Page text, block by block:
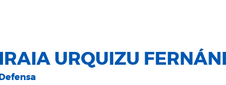
IRAIA URQUIZU
Defensa